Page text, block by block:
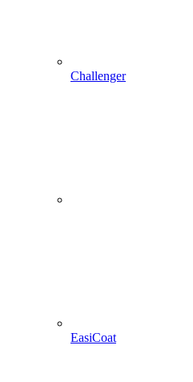
Challenger
EasiCoat